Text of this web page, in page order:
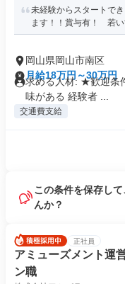
未経験からスタートで
ます！！賞与有！ 若い
岡山県岡山市南区
月給18万円～30万円
求める人材: ★歓迎条
味がある 経験者 ...
交通費支給
この条件を保存し
んか？
正社員
アミューズメント運
ン職